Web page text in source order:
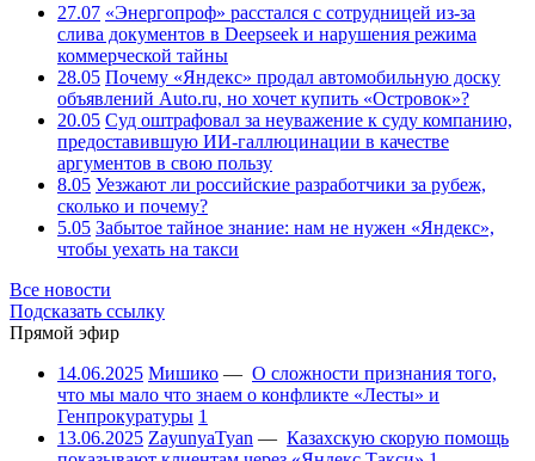
27.07 «Энергопроф» расстался с сотрудницей из-за
слива документов в Deepseek и нарушения режима
коммерческой тайны
28.05 Почему «Яндекс» продал автомобильную доску
объявлений Auto.ru, но хочет купить «Островок»?
20.05 Суд оштрафовал за неуважение к суду компанию,
предоставившую ИИ-галлюцинации в качестве
аргументов в свою пользу
8.05 Уезжают ли российские разработчики за рубеж,
сколько и почему?
5.05 Забытое тайное знание: нам не нужен «Яндекс»,
чтобы уехать на такси
Все новости
Подсказать ссылку
Прямой эфир
14.06.2025 Мишико — О сложности признания того,
что мы мало что знаем о конфликте «Лесты» и
Генпрокуратуры 1
13.06.2025 ZayunyaTyan — Казахскую скорую помощь